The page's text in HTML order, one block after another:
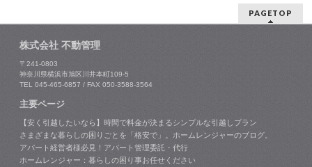
PAGETOP
株式会社 不動管理
〒241-0803
神奈川県横浜市旭区川井本町109-5
TEL 045-465-6857 / FAX 050-3588-3564
主要ページ
【安く引越したいなら】時間で料金が決まるシンプルな引越しプラン
さまざまな暮らしの困りごとを「格安で」。ホームレンジャーのブログ。
アパート経営者様必見！アパート管理委託・代行
ホームレンジャー：暮らしの困り事お任せください